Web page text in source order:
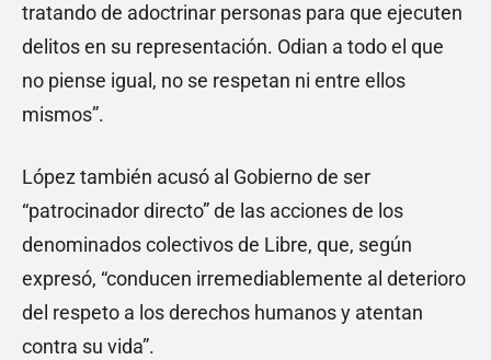
tratando de adoctrinar personas para que ejecuten
delitos en su representación. Odian a todo el que
no piense igual, no se respetan ni entre ellos
mismos”.
López también acusó al Gobierno de ser
“patrocinador directo” de las acciones de los
denominados colectivos de Libre, que, según
expresó, “conducen irremediablemente al deterioro
del respeto a los derechos humanos y atentan
contra su vida”.